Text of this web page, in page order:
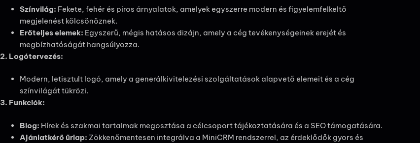
Színvilág: Fekete, fehér és piros árnyalatok, amelyek egyszerre modern és figyelemfelkeltő
megjelenést kölcsönöznek.
Erőteljes elemek: Egyszerű, mégis hatásos dizájn, amely a cég tevékenységeinek erejét és
megbízhatóságát hangsúlyozza.
2. Logótervezés:
Modern, letisztult logó, amely a generálkivitelezési szolgáltatások alapvető elemeit és a cég
színvilágát tükrözi.
3. Funkciók:
Blog: Hírek és szakmai tartalmak megosztása a célcsoport tájékoztatására és a SEO támogatására.
Ajánlatkérő űrlap: Zökkenőmentesen integrálva a MiniCRM rendszerrel, az érdeklődők gyors és